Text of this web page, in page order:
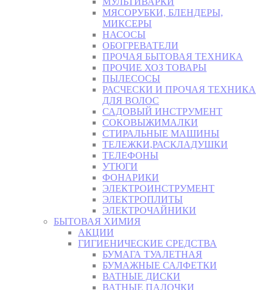
МЯСОРУБКИ, БЛЕНДЕРЫ,
МИКСЕРЫ
НАСОСЫ
ОБОГРЕВАТЕЛИ
ПРОЧАЯ БЫТОВАЯ ТЕХНИКА
ПРОЧИЕ ХОЗ ТОВАРЫ
ПЫЛЕСОСЫ
РАСЧЕСКИ И ПРОЧАЯ ТЕХНИКА
ДЛЯ ВОЛОС
САДОВЫЙ ИНСТРУМЕНТ
СОКОВЫЖИМАЛКИ
СТИРАЛЬНЫЕ МАШИНЫ
ТЕЛЕЖКИ,РАСКЛАДУШКИ
ТЕЛЕФОНЫ
УТЮГИ
ФОНАРИКИ
ЭЛЕКТРОИНСТРУМЕНТ
ЭЛЕКТРОПЛИТЫ
ЭЛЕКТРОЧАЙНИКИ
БЫТОВАЯ ХИМИЯ
АКЦИИ
ГИГИЕНИЧЕСКИЕ СРЕДСТВА
БУМАГА ТУАЛЕТНАЯ
БУМАЖНЫЕ САЛФЕТКИ
ВАТНЫЕ ДИСКИ
ВАТНЫЕ ПАЛОЧКИ